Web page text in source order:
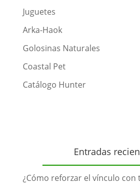
Juguetes
Arka-Haok
Golosinas Naturales
Coastal Pet
Catálogo Hunter
Entradas
¿Cómo reforzar el vínculo con